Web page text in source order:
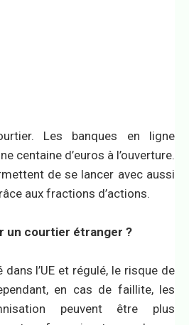
Les banques en ligne
centaine d’euros à l’ouverture.
de se lancer avec aussi
aux fractions d’actions.
un courtier étranger ?
l’UE et régulé, le risque de
en cas de faillite, les
peuvent être plus